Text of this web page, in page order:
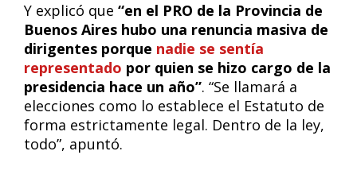
Y explicó que “en el PRO de la Provincia de
Buenos Aires hubo una renuncia masiva de
dirigentes porque nadie se sentía
representado por quien se hizo cargo de la
presidencia hace un año”. “Se llamará a
elecciones como lo establece el Estatuto de
forma estrictamente legal. Dentro de la ley,
todo”, apuntó.